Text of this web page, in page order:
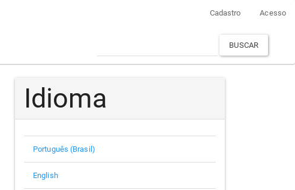
Cadastro Acesso
BUSCAR
Idioma
Português (Brasil)
English